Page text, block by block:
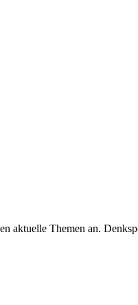
aktuelle Themen an.